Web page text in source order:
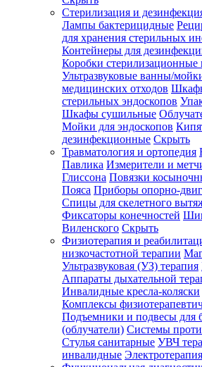
Стерилизация и
Лампы бактерицидные
для хранения стерильных
Контейнеры для
Коробки стерилизационные
Ультразвуковые ванны/
медицинских отходов
стерильных эндоскопов
Шкафы сушильные
Мойки для эндоскопов
дезинфекционные Скрыть
Травматология и ортопедия
Павлика Измерители и
Глиссона Повязки
Пояса Приборы опорно-
Спицы для скелетного
Фиксаторы конечностей
Виленского Скрыть
Физиотерапия и
низкочастотной терапии
Ультразвуковая (УЗ) терапия
Аппараты дыхательной
Инвалидные кресла-коляски
Комплексы
Подъемники и подвесы для
(облучатели) Системы
Стулья санитарные УВЧ
инвалидные Электротерапия